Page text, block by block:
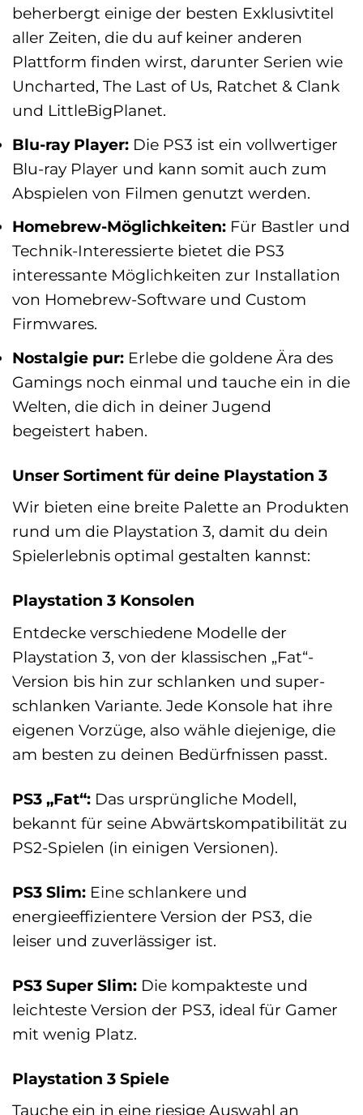
beherbergt einige der besten Exklusivtitel
aller Zeiten, die du auf keiner anderen
Plattform finden wirst, darunter Serien wie
Uncharted, The Last of Us, Ratchet & Clank
und LittleBigPlanet.
Blu-ray Player: Die PS3 ist ein vollwertiger
Blu-ray Player und kann somit auch zum
Abspielen von Filmen genutzt werden.
Homebrew-Möglichkeiten: Für Bastler und
Technik-Interessierte bietet die PS3
interessante Möglichkeiten zur Installation
von Homebrew-Software und Custom
Firmwares.
Nostalgie pur: Erlebe die goldene Ära des
Gamings noch einmal und tauche ein in die
Welten, die dich in deiner Jugend
begeistert haben.
Unser Sortiment für deine Playstation 3
Wir bieten eine breite Palette an Produkten
rund um die Playstation 3, damit du dein
Spielerlebnis optimal gestalten kannst:
Playstation 3 Konsolen
Entdecke verschiedene Modelle der
Playstation 3, von der klassischen „Fat“-
Version bis hin zur schlanken und super-
schlanken Variante. Jede Konsole hat ihre
eigenen Vorzüge, also wähle diejenige, die
am besten zu deinen Bedürfnissen passt.
PS3 „Fat“: Das ursprüngliche Modell,
bekannt für seine Abwärtskompatibilität zu
PS2-Spielen (in einigen Versionen).
PS3 Slim: Eine schlankere und
energieeffizientere Version der PS3, die
leiser und zuverlässiger ist.
PS3 Super Slim: Die kompakteste und
leichteste Version der PS3, ideal für Gamer
mit wenig Platz.
Playstation 3 Spiele
Tauche ein in eine riesige Auswahl an